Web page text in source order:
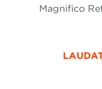
Magnifico